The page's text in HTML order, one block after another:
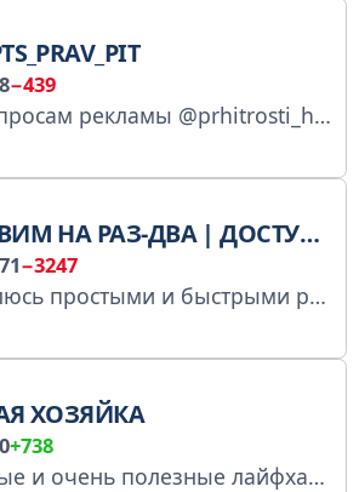
−439
По вопросам рекламы @prhitrosti_hozyaushki Канал зарегистрирован в РКН https://gosuslugi.ru/snet/67b7e8ffb39e2443677f0411
НА РАЗ-ДВА | ДОСТУПНЫЕ РЕЦЕПТЫ
−3247
рецептами из доступных продуктов Ссылка для подруг: https://t.me/+hJQ1zRn_L8ExM2M6 По всем вопросам - @tgsaymehello , @tgsaymehello2 Канал сотрудничает с @HLPRAGENCY
ХОЗЯЙКА
+738
Простые и очень полезные лайфхаки на каждый день! Сотрудничество: @cristaleva1 Менеджер: @Spiral_Miya Ркн - https://clck.ru/3QnsPk